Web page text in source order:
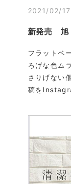
2021/02/17
新発売 旭
フラットベ
ろげな色ム
さりげな
稿を